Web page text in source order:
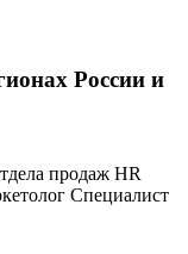
России и
продаж HR
Специалист